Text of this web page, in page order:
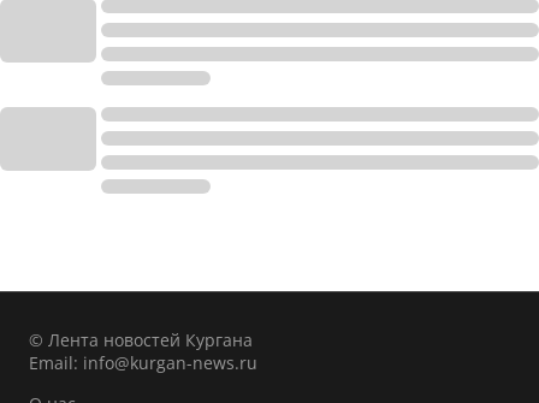
© Лента новостей Кургана
Email: info@kurgan-news.ru